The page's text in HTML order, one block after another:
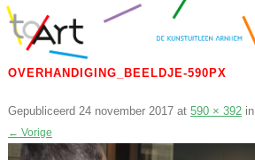
OVERHANDIGING_BEELDJE-590PX
Gepubliceerd 24 november 2017at 590 × 392in
← Vorige